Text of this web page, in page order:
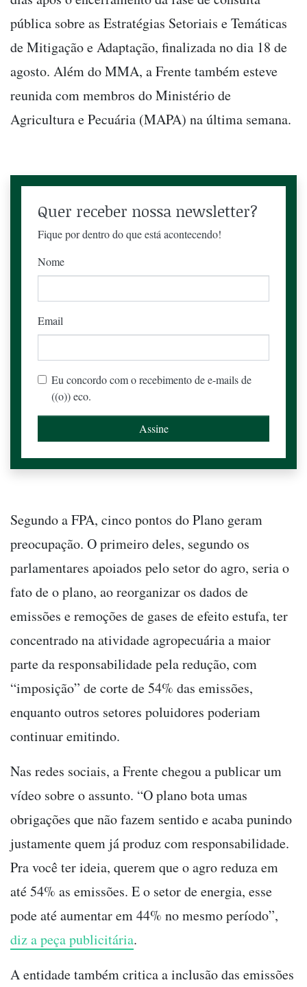
pública sobre as Estratégias Setoriais e Temáticas
de Mitigação e Adaptação, finalizada no dia 18 de
agosto. Além do MMA, a Frente também esteve
reunida com membros do Ministério de
Agricultura e Pecuária (MAPA) na última semana.
Quer receber nossa newsletter?
Fique por dentro do que está acontecendo!
Nome
Email
Eu concordo com o recebimento de e-mails de
((o)) eco.
Segundo a FPA, cinco pontos do Plano geram
preocupação. O primeiro deles, segundo os
parlamentares apoiados pelo setor do agro, seria o
fato de o plano, ao reorganizar os dados de
emissões e remoções de gases de efeito estufa, ter
concentrado na atividade agropecuária a maior
parte da responsabilidade pela redução, com
“imposição” de corte de 54% das emissões,
enquanto outros setores poluidores poderiam
continuar emitindo.
Nas redes sociais, a Frente chegou a publicar um
vídeo sobre o assunto. “O plano bota umas
obrigações que não fazem sentido e acaba punindo
justamente quem já produz com responsabilidade.
Pra você ter ideia, querem que o agro reduza em
até 54% as emissões. E o setor de energia, esse
pode até aumentar em 44% no mesmo período”,
diz a peça publicitária.
A entidade também critica a inclusão das emissões